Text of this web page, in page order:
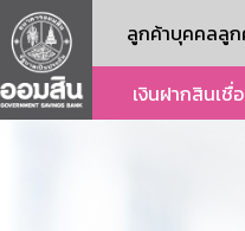
ลูกค้าบุคคลลู
เงินฝากสินเชื่อ